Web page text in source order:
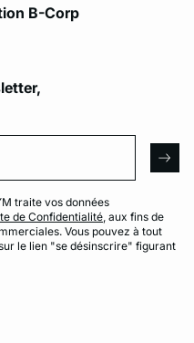
B-Corp
traite vos données
de Confidentialité, aux fins de
Vous pouvez à tout
le lien "se désinscrire" figurant